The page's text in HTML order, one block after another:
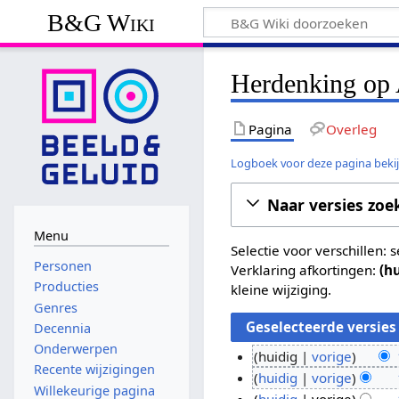
B&G Wiki
Herdenking op
Pagina Overleg
Logboek voor deze pagina
Naar versies
Selectie voor verschillen:
Verklaring afkortingen:
kleine wijziging.
1
huidig vorige
G
e
huidig vorige
Menu
Personen
Producties
Genres
Decennia
Onderwerpen
Recente wijzigingen
Willekeurige pagina